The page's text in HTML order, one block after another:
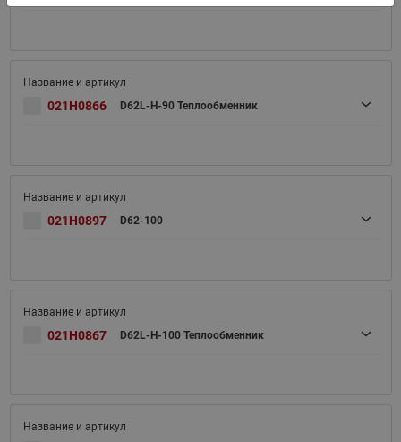
021H0866 D62L-H-90 Теплообменник
021H0897 D62-100
021H0867 D62L-H-100 Теплообменник